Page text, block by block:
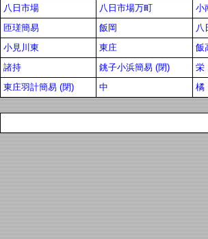
八日市場
八日市場万町 小
匝瑳簡易
飯岡 八
小見川東
東庄 飯
諸持
銚子小浜簡易 (閉) 栄
東庄羽計簡易 (閉)
中 橘